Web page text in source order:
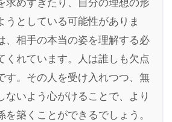
求めすぎたり、自分の理想の形
うとしている可能性がありま
、相手の本当の姿を理解する必
くれています。人は誰しも欠点
す。その人を受け入れつつ、無
ないよう心がけることで、より
を築くことができるでしょう。